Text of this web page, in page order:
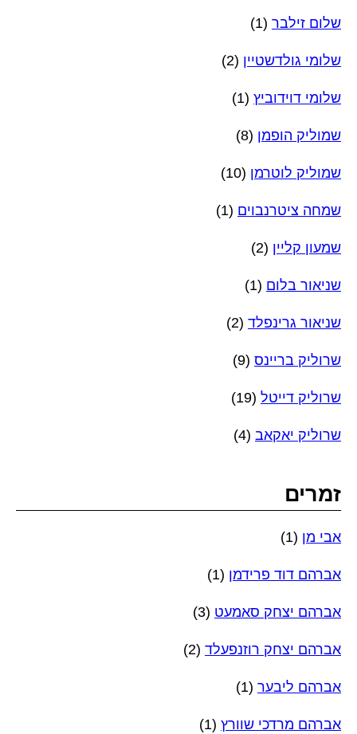
שלום זילבר (1)
שלומי גולדשטיין (2)
שלומי דוידוביץ (1)
שמוליק הופמן (8)
שמוליק לוטרמן (10)
שמחה ציטרנבוים (1)
שמעון קליין (2)
שניאור בלום (1)
שניאור גרינפלד (2)
שרוליק בריינס (9)
שרוליק דייטל (19)
שרוליק יאקאב (4)
זמרים
אבי מן (1)
אברהם דוד פרידמן (1)
אברהם יצחק סאמעט (3)
אברהם יצחק רוזנפעלד (2)
אברהם ליבער (1)
אברהם מרדכי שוורץ (1)